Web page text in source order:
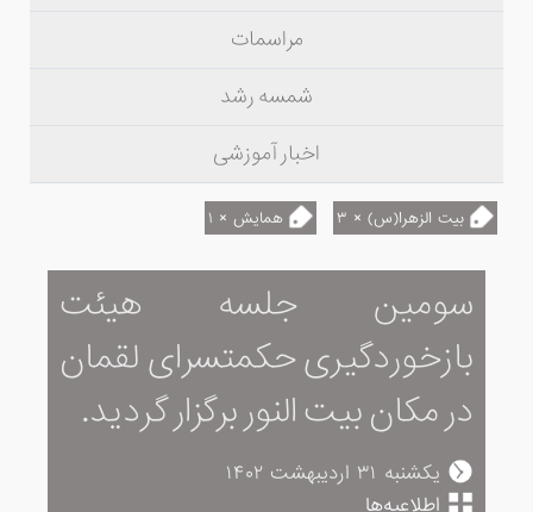
مراسمات
شمسه رشد
اخبار آموزشی
بیت الزهرا(س) × ۳ همایش × ۱
سومین جلسه هیئت
بازخوردگیری حکمتسرای لقمان
در مکان بیت النور برگزار گردید.
یکشنبه ۳۱ اردیبهشت ۱۴۰۲
اطلاعیه‌ها